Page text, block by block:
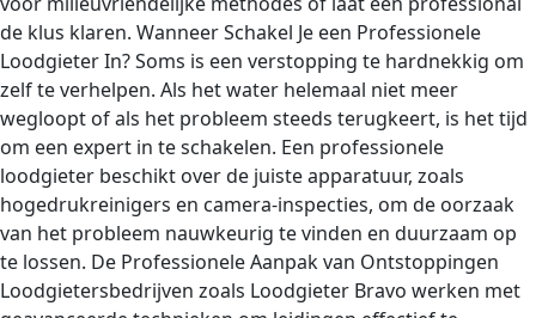
de klus klaren. Wanneer Schakel Je een Professionele
Loodgieter In? Soms is een verstopping te hardnekkig om
zelf te verhelpen. Als het water helemaal niet meer
wegloopt of als het probleem steeds terugkeert, is het tijd
om een expert in te schakelen. Een professionele
loodgieter beschikt over de juiste apparatuur, zoals
hogedrukreinigers en camera-inspecties, om de oorzaak
van het probleem nauwkeurig te vinden en duurzaam op
te lossen. De Professionele Aanpak van Ontstoppingen
Loodgietersbedrijven zoals Loodgieter Bravo werken met